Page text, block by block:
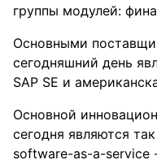
группы модулей:
Основными
сегодняшний день
SAP SE и
Основной
сегодня являются
software-as-a-service